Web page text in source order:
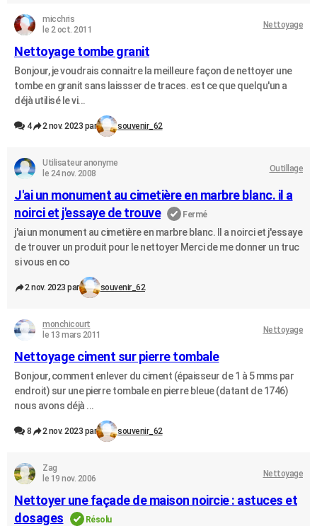
micchris
le 2 oct. 2011
Nettoyage
Nettoyage tombe granit
Bonjour, je voudrais connaitre la meilleure façon de nettoyer une
tombe en granit sans laissser de traces. est ce que quelqu'un a
déjà utilisé le vi...
4 2 nov. 2023 par souvenir_62
Utilisateur anonyme
le 24 nov. 2008
Outillage
J'ai un monument au cimetière en marbre blanc. il a
noirci et j'essaye de trouve
Fermé
j'ai un monument au cimetière en marbre blanc. Il a noirci et j'essaye
de trouver un produit pour le nettoyer Merci de me donner un truc
si vous en co
2 nov. 2023 par souvenir_62
monchicourt
le 13 mars 2011
Nettoyage
Nettoyage ciment sur pierre tombale
Bonjour, comment enlever du ciment (épaisseur de 1 à 5 mms par
endroit) sur une pierre tombale en pierre bleue (datant de 1746)
nous avons déjà ...
8 2 nov. 2023 par souvenir_62
Zag
le 19 nov. 2006
Nettoyage
Nettoyer une façade de maison noircie : astuces et
dosages
Résolu